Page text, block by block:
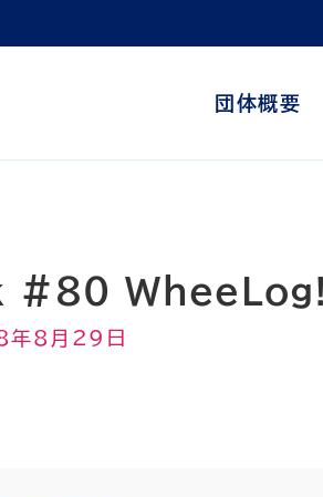
団体概要
#80 WheeLog!
年8月29日